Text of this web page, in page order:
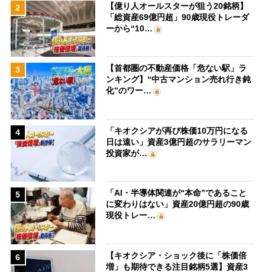
2
【億り人オールスターが狙う20銘柄】
「総資産69億円超」90歳現役トレーダ
ーから“10…
3
【首都圏の不動産価格「危ない駅」ラ
ンキング】“中古マンション売れ行き鈍
化”のワー…
4
「キオクシアが再び株価10万円になる
日は遠い」資産3億円超のサラリーマン
投資家が…
5
「AI・半導体関連が“本命”であること
に変わりはない」資産20億円超の90歳
現役トレー…
6
【キオクシア・ショック後に「株価倍
増」も期待できる注目銘柄5選】資産3